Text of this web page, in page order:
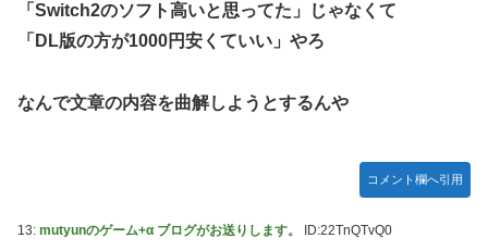
と一刀両断
福岡県議会「海外旅行じゃない、海外活動だ！」→視察費
【艦これ】 E3-4のラスダンは航空優勢は取るの？取らない
【デレマス】 紗南「アイドルに似合うポケモン？」
連合のモルモット部隊の部隊長になりました 第45話
「Switch2のソフト高いと思ってた」じゃなくて
「DL版の方が1000円安くていい」やろ
なんで文章の内容を曲解しようとするんや
コメント欄へ引用
13: mutyunのゲーム+α ブログがお送りします。 ID:22TnQTvQ0